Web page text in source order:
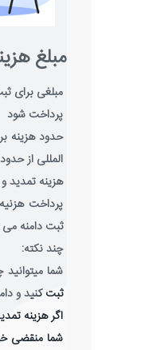
مبلغ
مبلغی برای
پرداخت شود
المللی از حدود 500.000 هزار تومان به بالا
هزینه تمدید و
پرداخت
ثبت دامنه
چند نکته:
شما
ثبت کنید و
اگر هزینه
شما منقضی